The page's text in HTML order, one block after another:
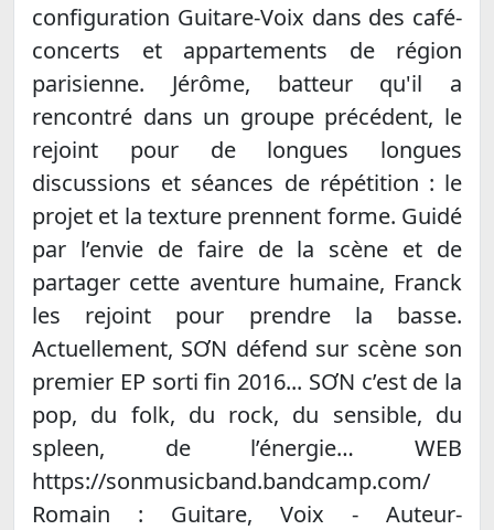
configuration Guitare-Voix dans des café-
concerts et appartements de région
parisienne. Jérôme, batteur qu'il a
rencontré dans un groupe précédent, le
rejoint pour de longues longues
discussions et séances de répétition : le
projet et la texture prennent forme. Guidé
par l’envie de faire de la scène et de
partager cette aventure humaine, Franck
les rejoint pour prendre la basse.
Actuellement, SƠN défend sur scène son
premier EP sorti fin 2016... SƠN c’est de la
pop, du folk, du rock, du sensible, du
spleen, de l’énergie… WEB
https://sonmusicband.bandcamp.com/
Romain : Guitare, Voix - Auteur-